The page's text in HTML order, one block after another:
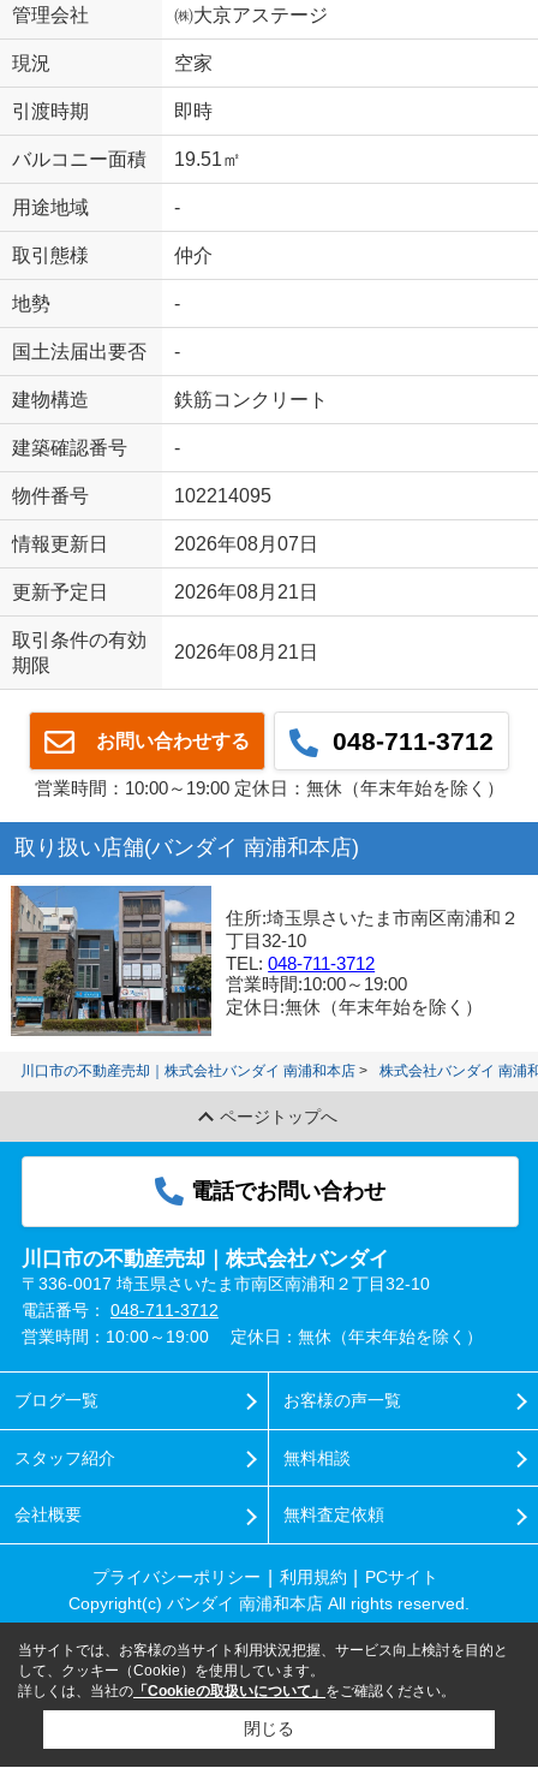
管理会社 ㈱大京アステージ
現況 空家
引渡時期 即時
バルコニー面積 19.51㎡
用途地域 -
取引態様 仲介
地勢 -
国土法届出要否 -
建物構造 鉄筋コンクリート
建築確認番号 -
物件番号 102214095
情報更新日 2026年08月07日
更新予定日 2026年08月21日
取引条件の有効
期限
2026年08月21日
お問い合わせする 048-711-3712
営業時間：10:00～19:00 定休日：無休（年末年始を除く）
取り扱い店舗(バンダイ 南浦和本店)
住所:埼玉県さいたま市南区南浦和２
丁目32-10
TEL:048-711-3712
営業時間:10:00～19:00
定休日:無休（年末年始を除く）
川口市の不動産売却｜株式会社バンダイ 南浦和本店 株式会社バンダイ 南浦
ページトップへ
電話でお問い合わせ
川口市の不動産売却｜株式会社バンダイ
〒336-0017 埼玉県さいたま市南区南浦和２丁目32-10
電話番号： 048-711-3712
営業時間：10:00～19:00
定休日：無休（年末年始を除く）
ブログ一覧
スタッフ紹介
会社概要
お客様の声一覧
無料相談
無料査定依頼
プライバシーポリシー 利用規約
PCサイト
Copyright(c) バンダイ 南浦和本店 All rights reserved.
当サイトでは、お客様の当サイト利用状況把握、サービス向上検討を目的と
して、クッキー（Cookie）を使用しています。
詳しくは、当社の 「Cookieの取扱いについて」 をご確認ください。
閉じる